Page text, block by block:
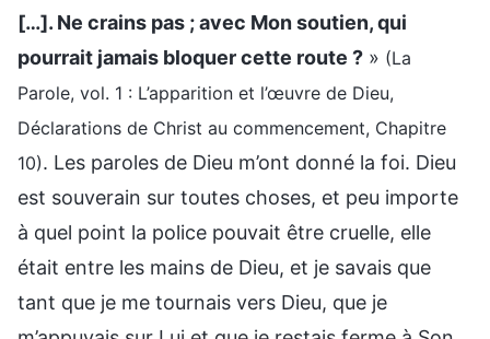
[…]. Ne crains pas ; avec Mon soutien, qui
pourrait jamais bloquer cette route ? » (La
Parole, vol. 1 : L’apparition et l’œuvre de Dieu,
Déclarations de Christ au commencement, Chapitre
10). Les paroles de Dieu m’ont donné la foi. Dieu
est souverain sur toutes choses, et peu importe
à quel point la police pouvait être cruelle, elle
était entre les mains de Dieu, et je savais que
tant que je me tournais vers Dieu, que je